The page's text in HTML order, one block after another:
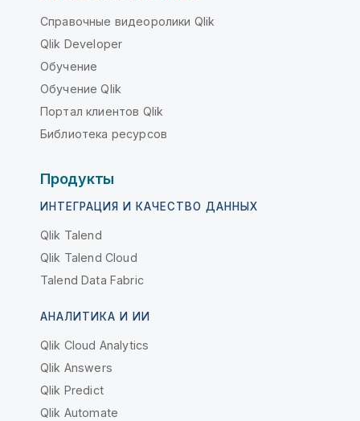
Справочные видеоролики Qlik
Qlik Developer
Обучение
Обучение Qlik
Портал клиентов Qlik
Библиотека ресурсов
Продукты
ИНТЕГРАЦИЯ И КАЧЕСТВО ДАННЫХ
Qlik Talend
Qlik Talend Cloud
Talend Data Fabric
АНАЛИТИКА И ИИ
Qlik Cloud Analytics
Qlik Answers
Qlik Predict
Qlik Automate